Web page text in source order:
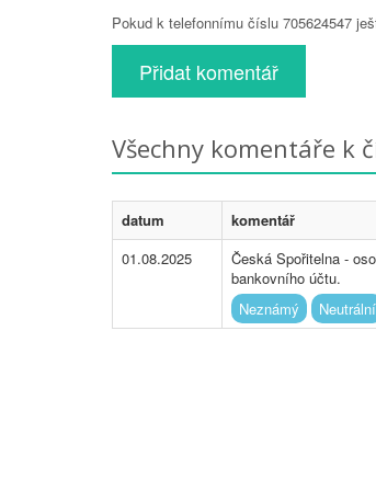
Pokud k telefonnímu číslu 705624547
Přidat komentář
Všechny komentáře k
datum
komentář
01.08.2025
Česká Spořitelna -
bankovního účtu.
Neznámý
Neutrální